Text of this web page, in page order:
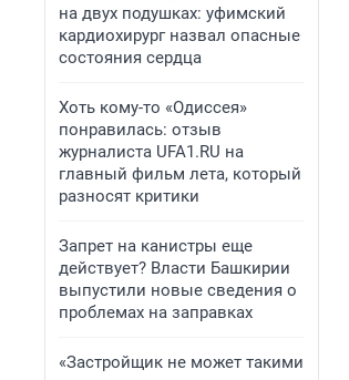
на двух подушках: уфимский
кардиохирург назвал опасные
состояния сердца
Хоть кому-то «Одиссея»
понравилась: отзыв
журналиста UFA1.RU на
главный фильм лета, который
разносят критики
Запрет на канистры еще
действует? Власти Башкирии
выпустили новые сведения о
проблемах на заправках
«Застройщик не может такими